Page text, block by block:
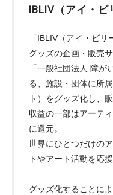
IBLIV（アイ・ビ
「IBLIV（アイ・ビ
グッズの企画・販売サ
「一般社団法人 障が
る、施設・団体に所
ト）をグッズ化し、
収益の一部はアーテ
に還元。
世界にひとつだけの
トやアート活動を応
グッズ化することに